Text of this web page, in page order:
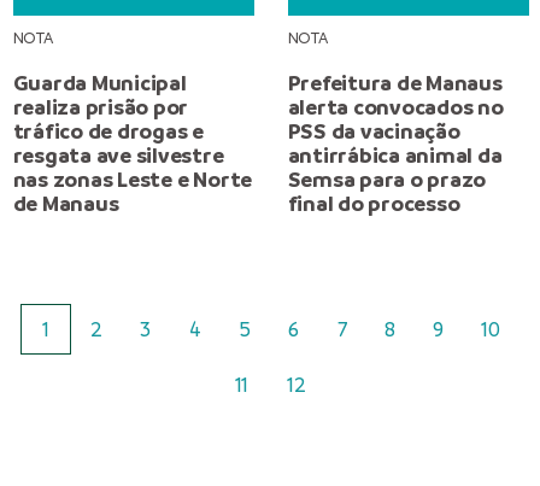
NOTA
Guarda Municipal
realiza prisão por
tráfico de drogas e
resgata ave silvestre
nas zonas Leste e Norte
de Manaus
NOTA
Prefeitura de Manaus
alerta convocados no
PSS da vacinação
antirrábica animal da
Semsa para o prazo
final do processo
1 2 3 4 5 6 7 8 9 10
11 12